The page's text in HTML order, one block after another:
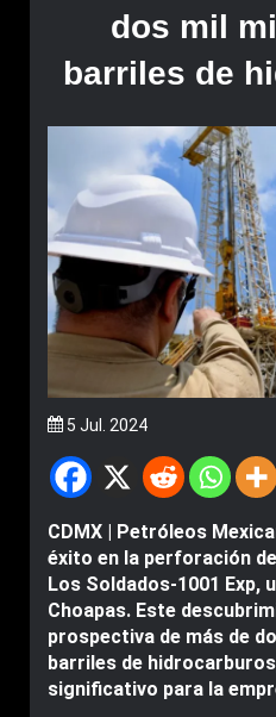
dos mil
barriles de
5 Jul. 2024
CDMX | Petróleos
éxito en la perforación
Los Soldados-1001 Exp,
Choapas. Este
prospectiva de más de
barriles de
significativo para la